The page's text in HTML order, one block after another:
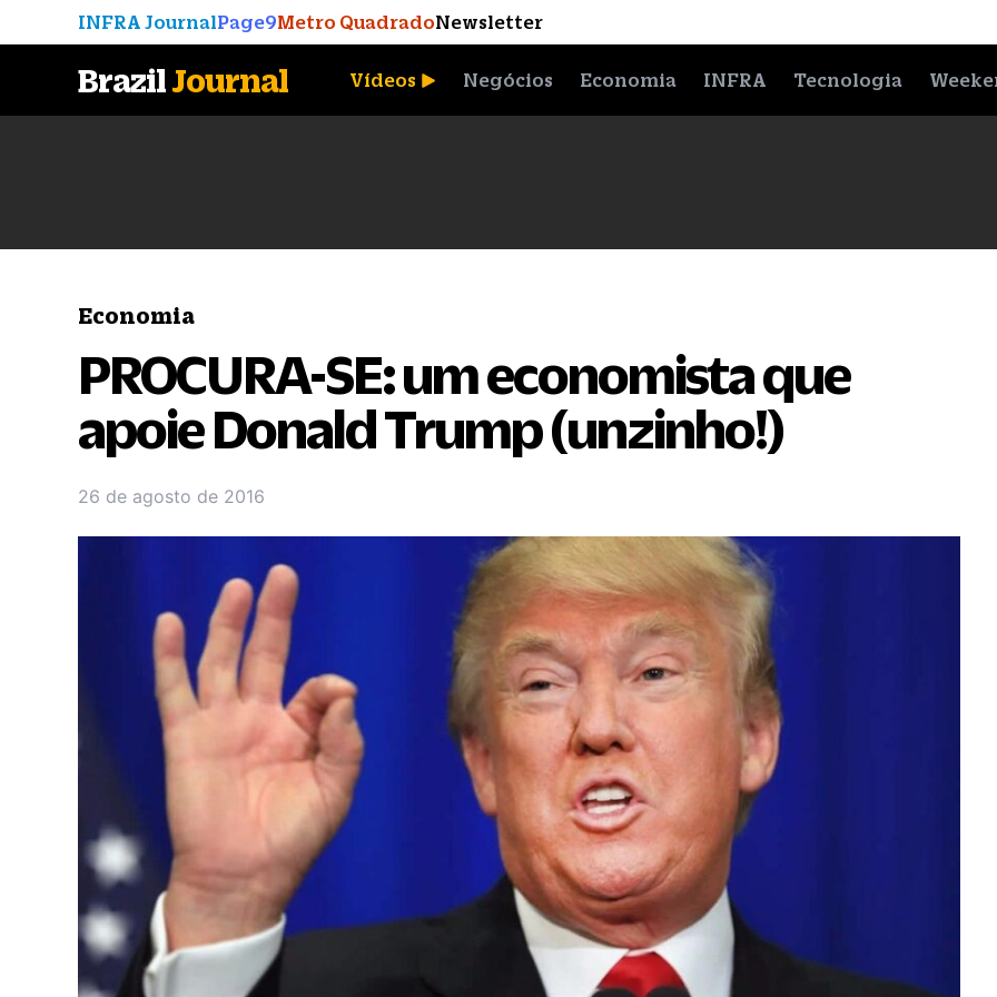
INFRA JournalPage9Metro QuadradoNewsletter
BrazilJournal Vídeos Negócios Economia INFRA Tecnologia
Economia
PROCURA-SE: um economista que
apoie Donald Trump (unzinho!)
26 de agosto de 2016